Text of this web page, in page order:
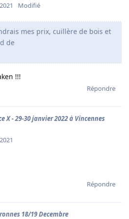
Modifié
mes prix, cuillère de bois et
de
!!!
Répondre
X - 29-30 janvier 2022 à Vincennes
Répondre
18/19 Decembre